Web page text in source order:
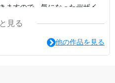
ますので、気になったデザイ
ださい。
スメです。
見る
他の作品を見る